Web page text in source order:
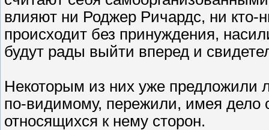
влияют ни Роджер Ричардс, ни кто-
происходит без принуждения,
будут рады выйти вперед и
Некоторым из них уже предложили
по-видимому, пережили, имея дело
относящихся к нему сторон.